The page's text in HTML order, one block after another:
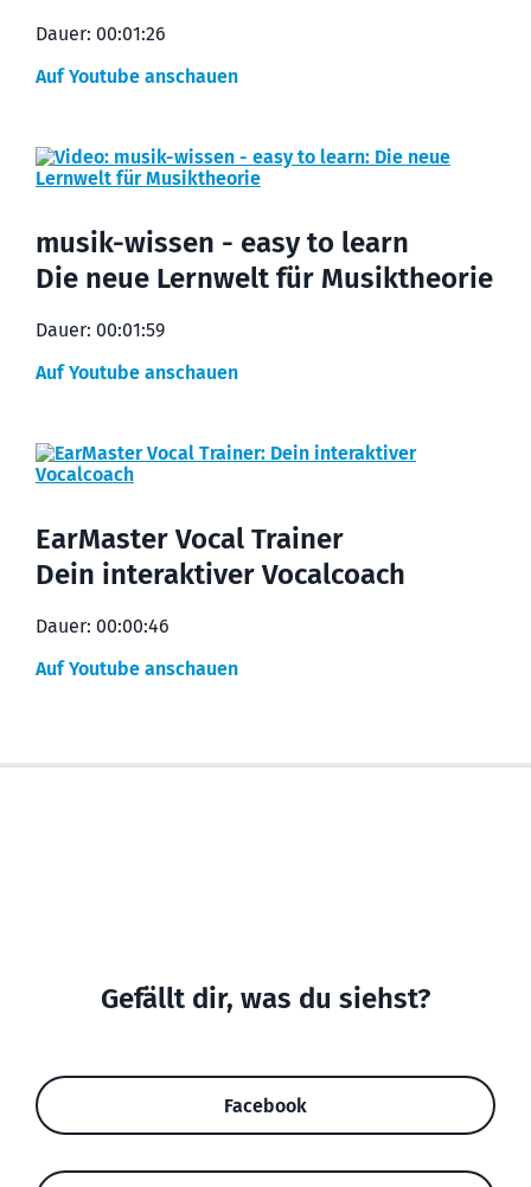
Dauer: 00:01:26
Auf Youtube anschauen
musik-wissen - easy to learn
Die neue Lernwelt für Musiktheorie
Dauer: 00:01:59
Auf Youtube anschauen
EarMaster Vocal Trainer
Dein interaktiver Vocalcoach
Dauer: 00:00:46
Auf Youtube anschauen
Gefällt dir, was du siehst?
Facebook